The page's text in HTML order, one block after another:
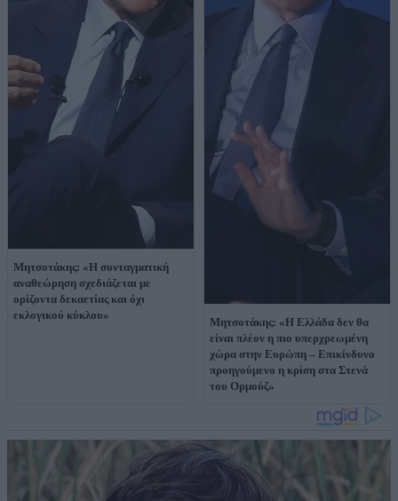
Μητσοτάκης: «Η συνταγματική
αναθεώρηση σχεδιάζεται με
ορίζοντα δεκαετίας και όχι
εκλογικού κύκλου»
Μητσοτάκης: «Η Ελλάδα δεν θα
είναι πλέον η πιο υπερχρεωμένη
χώρα στην Ευρώπη – Επικίνδυνο
προηγούμενο η κρίση στα Στενά
του Ορμούζ»